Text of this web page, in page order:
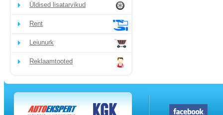
Üldised lisatarvikud
Rent
Leiunurk
Reklaamtooted